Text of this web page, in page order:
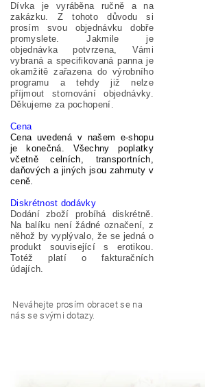
Dívka je vyráběnaručně a na
zakázku. Z tohoto důvodu si
prosím svou objednávkudobře
promyslete.Jakmile je
objednávka potvrzena, Vámi
vybraná a specifikovaná panna je
okamžitě zařazena do výrobního
programu a tehdy již nelze
příjmout stornování objednávky.
Děkujeme za pochopení.
Cena
Cena uvedená v našem e-shopu
je konečná. Všechny poplatky
včetně celních, transportních,
daňových a jiných jsou zahrnuty v
ceně.
Diskrétnost dodávky
Dodání zboží probíhá diskrétně.
Na balíku není žádné označení, z
něhož by vyplývalo, že se jedná o
produkt související s erotikou.
Totéž platí o fakturačních
údajích.
Neváhejte prosím obracet se na
nás se svými dotazy.